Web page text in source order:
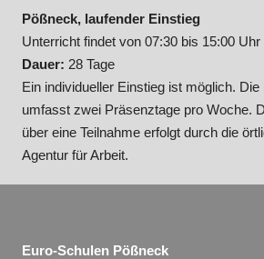
Pößneck, laufender Einstieg
Unterricht findet von 07:30 bis 15:00 Uhr
Dauer: 28 Tage
Ein individueller Einstieg ist möglich.
umfasst zwei Präsenztage pro Woche.
über eine Teilnahme erfolgt durch die
Agentur für Arbeit.
Euro-Schulen Pößneck